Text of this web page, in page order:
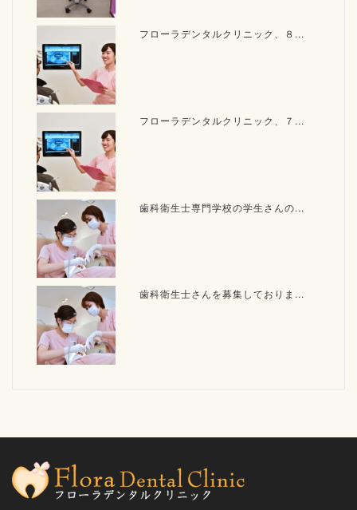
フローラデンタルクリニック、８...
フローラデンタルクリニック、７...
歯科衛生士専門学校の学生さんの...
歯科衛生士さんを募集しておりま...